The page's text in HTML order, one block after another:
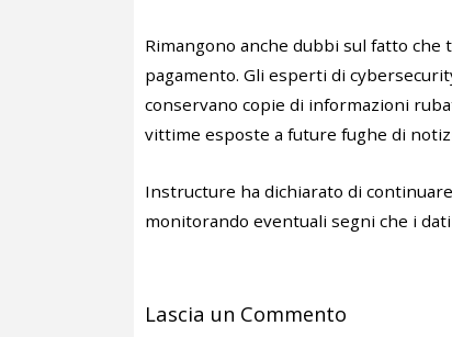
Rimangono anche dubbi sul fatto
pagamento. Gli esperti di
conservano copie di informazioni
vittime esposte a future fughe di
Instructure ha dichiarato di
monitorando eventuali segni che i
Lascia un Commento